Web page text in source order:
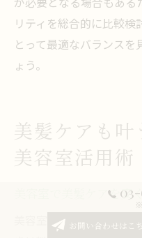
リティを総合的に比較
とって最適なバランス
ょう。
美髪ケアも叶
美容室活用術
美容室で美髪ケアを安
美容室で美髪ケアを安
お問い合わせはこ